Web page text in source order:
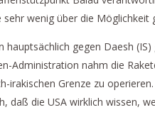
wenig über die
hauptsächlich gegen Daesh
Administration nahm die
irakischen Grenze zu
daß die USA wirklich wissen,